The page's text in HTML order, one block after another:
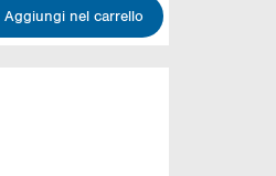
Aggiungi nel carrello